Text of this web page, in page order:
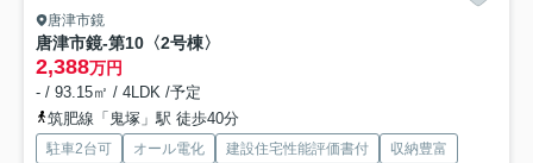
唐津市鏡
唐津市鏡-第10 〈2号棟〉
2,388万円
- / 93.15㎡ / 4LDK /予定
筑肥線「鬼塚」駅 徒歩40分
駐車2台可 オール電化 建設住宅性能評価書付
収納豊富